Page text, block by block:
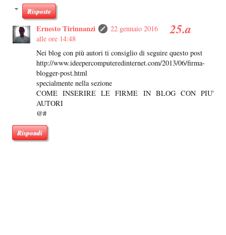
Risposte
Ernesto Tirinnanzi
22 gennaio 2016
alle ore 14:48
Nei blog con più autori ti consiglio di seguire questo post
http://www.ideepercomputeredinternet.com/2013/06/firma-
blogger-post.html
specialmente nella sezione
COME INSERIRE LE FIRME IN BLOG CON PIU'
AUTORI
@#
Rispondi